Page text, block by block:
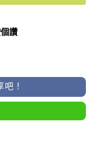
馬 —— 金匱
怕
氣之王）
讚
！